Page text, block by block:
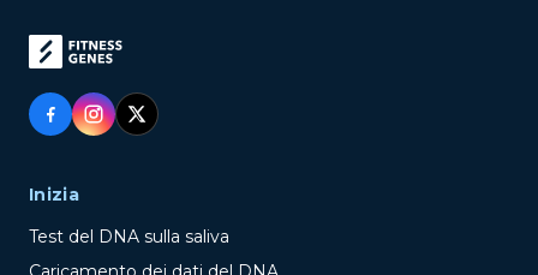
Inizia
Test del DNA sulla saliva